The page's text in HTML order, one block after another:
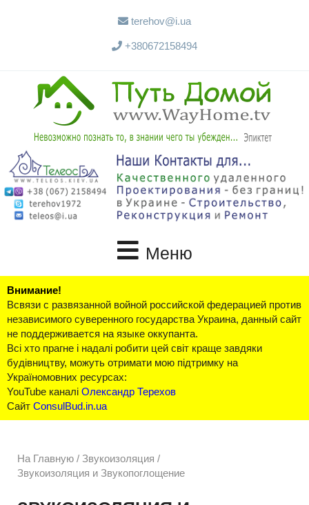
terehov@i.ua
+380672158494
Меню
Внимание!
Всвязи с развязанной войной российской федерацией против
независимого суверенного государства Украина, данный сайт
не поддерживается на языке оккупанта.
Всі хто прагне і надалі робити цей світ краще завдяки
будівництву, можуть отримати мою підтримку на
Україномовних ресурсах:
YouTube каналі Олександр Терехов
Сайт ConsulBud.in.ua
На Главную / Звукоизоляция /
Звукоизоляция и Звукопоглощение